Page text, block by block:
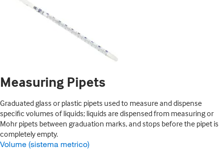
Measuring Pipets
Graduated glass or plastic pipets used to measure and dispense
specific volumes of liquids; liquids are dispensed from measuring or
Mohr pipets between graduation marks, and stops before the pipet is
completely empty.
Volume (sistema metrico)